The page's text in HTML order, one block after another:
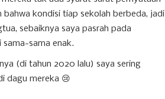
kondisi tiap sekolah berbeda, jadi
sebaiknya saya pasrah pada
sama-sama enak.
(di tahun 2020 lalu) saya sering
dagu mereka 😢